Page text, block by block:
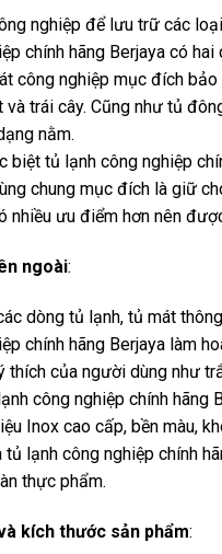
nghiệp để lưu trữ các
chính hãng Berjaya có
công nghiệp mục đích
và trái cây. Cũng như tủ
nằm.
biệt tủ lạnh công nghiệp
chung mục đích là giữ
nhiều ưu điểm hơn nên
ngoài:
dòng tủ lạnh, tủ mát
chính hãng Berjaya làm
thích của người dùng như
công nghiệp chính hãng
Inox cao cấp, bền màu,
tủ lạnh công nghiệp chính
thực phẩm.
kích thước sản phẩm: